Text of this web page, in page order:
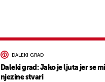
DALEKI GRAD
Daleki grad: Jako je ljuta jer se
njezine stvari